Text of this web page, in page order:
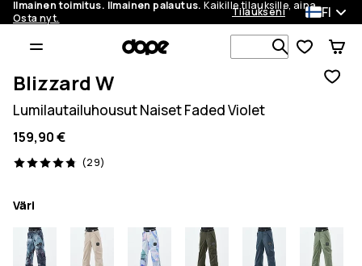
Ilmainen toimitus. Ilmainen palautus. Kaikille tilauksille, aina.
Osta nyt.
Tilaukseni FI
Etsi 1 000+
Blizzard W
Lumilautailuhousut Naiset Faded Violet
159,90 €
(29)
29 arvostelut, 4.8/5
Väri